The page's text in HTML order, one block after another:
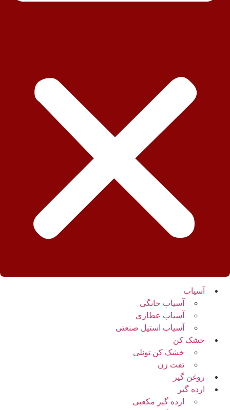
آسیاب
آسیاب خانگی
آسیاب عطاری
آسیاب استیل صنعتی
خشک کن
خشک کن تونلی
تفت زن
روغن گیر
ارده گیر
ارده گیر مکعبی